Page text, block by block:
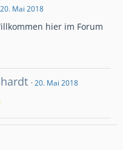
20. Mai 2018
hier im Forum
20. Mai 2018